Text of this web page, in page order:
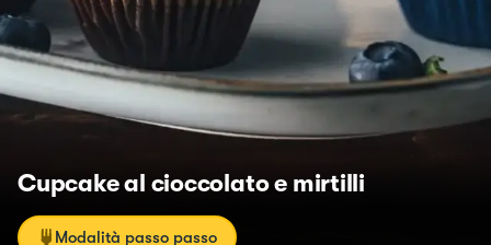
Cupcake al cioccolato e mirtilli
Modalità passo passo